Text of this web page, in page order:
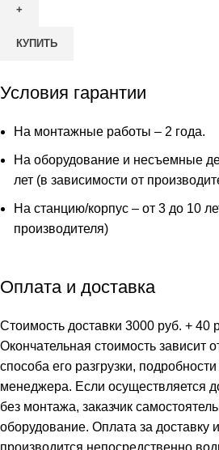
Септик
3000-КУПИТЬ
Условия гарантии
На монтажные работы – 2 года.
На оборудование и несъемные
лет (в зависимости от
На станцию/корпус – от 3 до 10
производителя)
Оплата и доставка
Стоимость доставки 3000 руб. + 40
Окончательная стоимость зависит
способа его разгрузки,
менеджера. Если осуществляется
без монтажа, заказчик
оборудование. Оплата за доставку
производится непосредственно